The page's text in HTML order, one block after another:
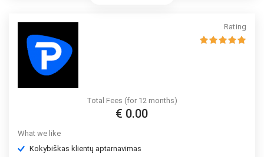
Rating
Total Fees (for 12 months)
€ 0.00
What we like
Kokybiškas klientų aptarnavimas